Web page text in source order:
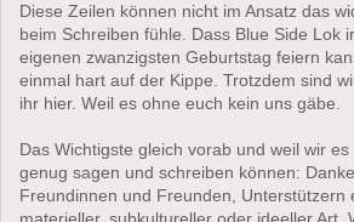
Diese Zeilen können nicht im Ansatz das
beim Schreiben fühle. Dass Blue Side Lok
eigenen zwanzigsten Geburtstag feiern
einmal hart auf der Kippe. Trotzdem sind
ihr hier. Weil es ohne euch kein uns gäbe.
Das Wichtigste gleich vorab und weil wir
genug sagen und schreiben können:
Freundinnen und Freunden, Unterstützern